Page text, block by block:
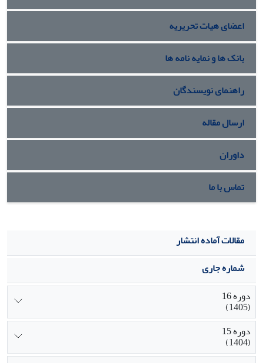
حقوقی، فرهنگی، اجتماعی کمترین تاثیر را داشته‌اند. این یافته‌ها
در مجموع بر اهمیت تمرکز سازمان بر عوامل درونی و قابل‌کنترل
به‌منظور افزایش پایداری در محیط‌های متغیر تاکید دارند.
اصالت/ارزش‌افزوده علمی:
که با تلفیق مرور نظام‌مند ادبیات، اعداد فازی شهودی، روش
محیطی موثر بر کیفیت تصمیمات مدیران را ارایه می‌دهد. چارچوب
حاصل، علاوه بر غنای نظری، راهنمای عملی در تخصیص بهینه
منابع سیاست‌گذاران و مدیران فراهم می‌آورد.
اعضای هیات تحریریه
بانک ها و نمایه نامه ها
راهنمای نویسندگان
ارسال مقاله
داوران
تماس با ما
مقالات آماده انتشار
شماره جاری
دوره 16
(1405)
دوره 15
(1404)